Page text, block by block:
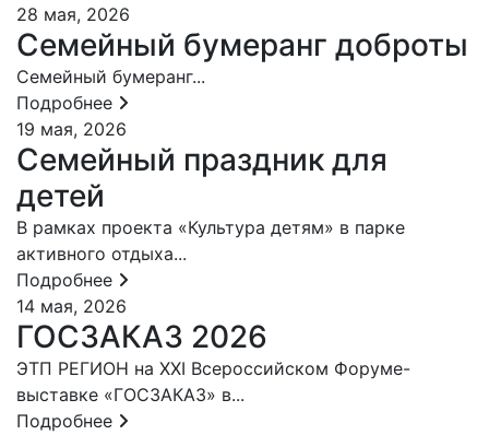
28 мая, 2026
Семейный бумеранг доброты
Семейный бумеранг...
Подробнее
19 мая, 2026
Семейный праздник для
детей
В рамках проекта «Культура детям» в парке
активного отдыха...
Подробнее
14 мая, 2026
ГОСЗАКАЗ 2026
ЭТП РЕГИОН на XXI Всероссийском Форуме-
выставке «ГОСЗАКАЗ» в...
Подробнее